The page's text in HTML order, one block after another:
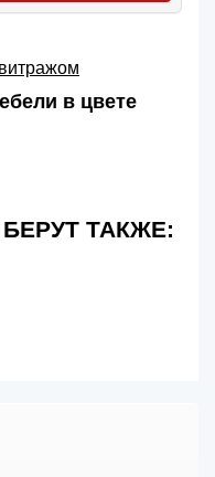
в цвете
ТАКЖЕ: